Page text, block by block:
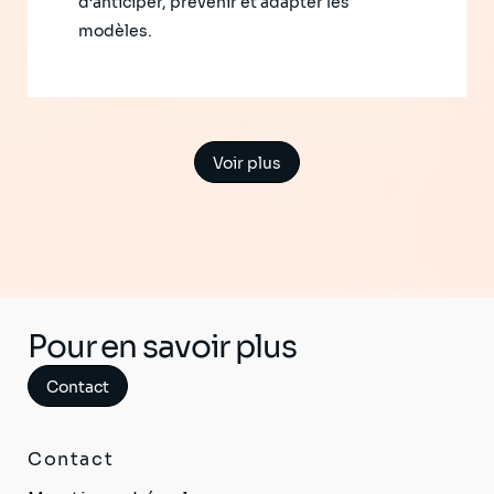
modèles.
Voir plus
Pour en savoir plus
Contact
Contact